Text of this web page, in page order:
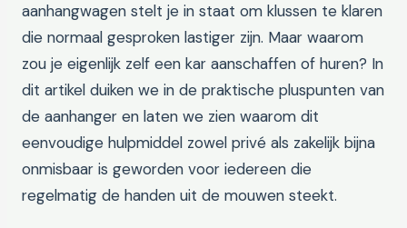
aanhangwagen stelt je in staat om klussen te klaren
die normaal gesproken lastiger zijn. Maar waarom
zou je eigenlijk zelf een kar aanschaffen of huren? In
dit artikel duiken we in de praktische pluspunten van
de aanhanger en laten we zien waarom dit
eenvoudige hulpmiddel zowel privé als zakelijk bijna
onmisbaar is geworden voor iedereen die
regelmatig de handen uit de mouwen steekt.